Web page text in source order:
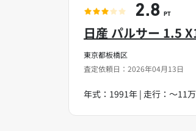
東京都板橋区
査定依頼日：2026年04月13日
日産 パルサー 1.5
年式：1991年 | 走行：～11
2.8 PT